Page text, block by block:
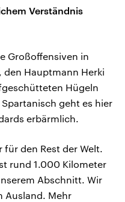
Verständnis
Großoffensiven in
den Hauptmann Herki
Hügeln
geht es hier
erbärmlich.
für den Rest der Welt.
rund 1.000 Kilometer
Abschnitt. Wir
Ausland. Mehr